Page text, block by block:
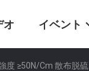
オ イベント
度 ≥50N/cm 散布脱硫